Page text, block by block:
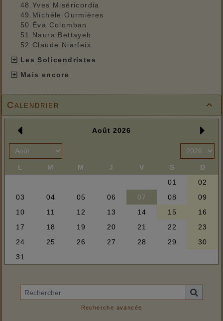
48.Yves Miséricordia
49.Michèle Ourmières
50.Éva Colomban
51.Naura Bettayeb
52.Claude Niarfeix
Les Solicendristes
Mais encore

Calendrier
Recherche avancée